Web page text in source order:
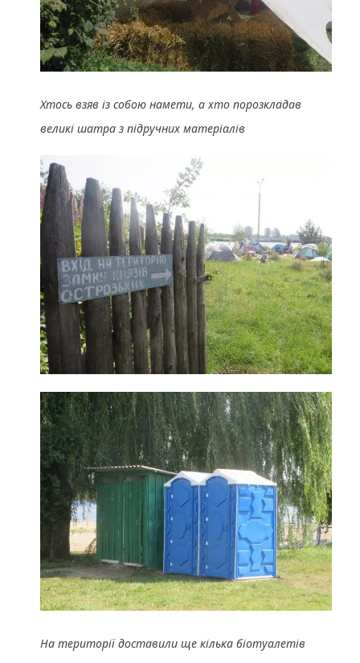
Хтось взяв із собою намети, а хто порозкладав
великі шатра з підручних матеріалів
На території доставили ще кілька біотуалетів